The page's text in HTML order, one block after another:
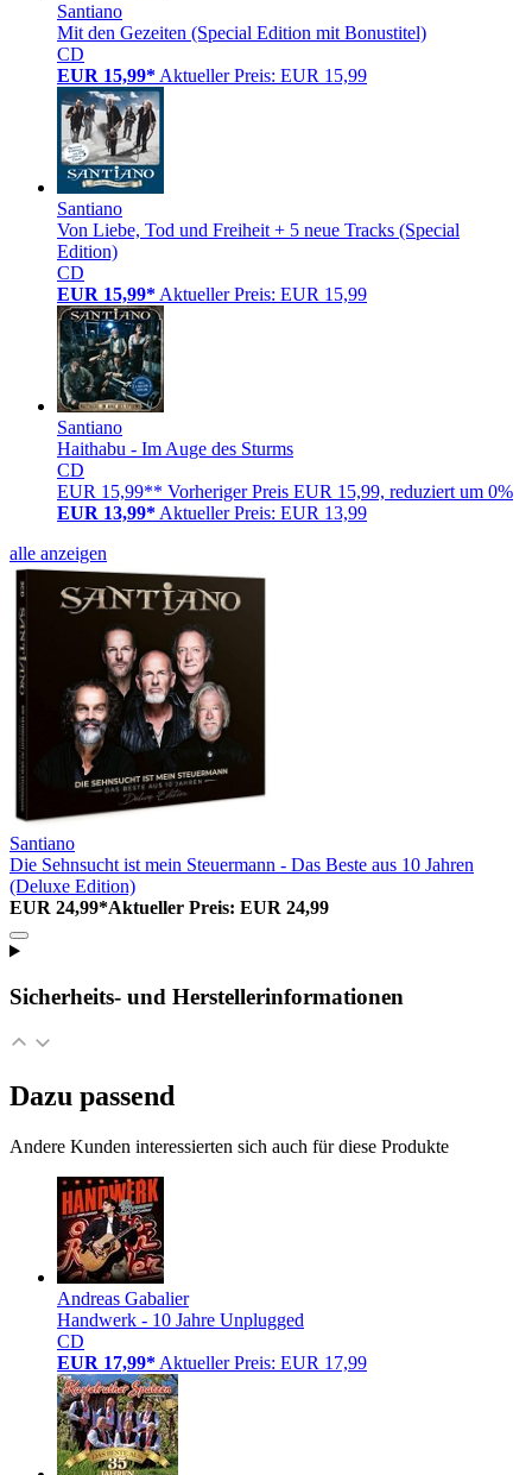
Santiano
Mit den Gezeiten (Special Edition mit Bonustitel)
CD
EUR 15,99* Aktueller Preis: EUR 15,99
Santiano
Von Liebe, Tod und Freiheit + 5 neue Tracks (Special
Edition)
CD
EUR 15,99* Aktueller Preis: EUR 15,99
Santiano
Haithabu - Im Auge des Sturms
CD
EUR 15,99** Vorheriger Preis EUR 15,99, reduziert um 0%
EUR 13,99* Aktueller Preis: EUR 13,99
alle anzeigen
Santiano
Die Sehnsucht ist mein Steuermann - Das Beste aus 10 Jahren
(Deluxe Edition)
EUR 24,99*Aktueller Preis: EUR 24,99
Sicherheits- und Herstellerinformationen
Dazu passend
Andere Kunden interessierten sich auch für diese Produkte
Andreas Gabalier
Handwerk - 10 Jahre Unplugged
CD
EUR 17,99* Aktueller Preis: EUR 17,99